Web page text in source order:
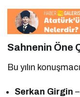
Sahnenin Öne
Bu yılın
Serkan Girgin